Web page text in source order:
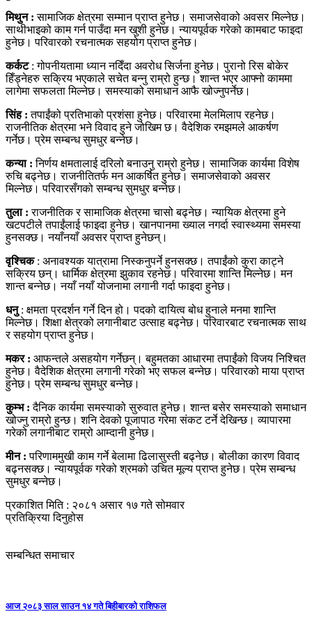
मिथुन : सामाजिक क्षेत्रमा सम्मान प्राप्त हुनेछ। समाजसेवाको अवसर मिल्नेछ।
साथीभाइको काम गर्न पाउँदा मन खुशी हुनेछ। न्यायपूर्वक गरेको कामबाट फाइदा
हुनेछ। परिवारको रचनात्मक सहयोग प्राप्त हुनेछ।
कर्कट: गोपनीयतामा ध्यान नदिँदा अवरोध सिर्जना हुनेछ। पुरानो रिस बोकेर
हिँड्नेहरु सक्रिय भएकाले सचेत बन्नु राम्रो हुन्छ। शान्त भएर आफ्नो काममा
लागेमा सफलता मिल्नेछ। समस्याको समाधान आफै खोज्नुपर्नेछ।
सिंह : तपाईंको प्रतिभाको प्रशंसा हुनेछ। परिवारमा मेलमिलाप रहनेछ।
राजनीतिक क्षेत्रमा भने विवाद हुने जोखिम छ। वैदेशिक रमझमले आकर्षण
गर्नेछ। प्रेम सम्बन्ध सुमधुर बन्नेछ।
कन्या : निर्णय क्षमतालाई दरिलो बनाउनु राम्रो हुनेछ। सामाजिक कार्यमा विशेष
रुचि बढ्नेछ। राजनीतितर्फ मन आकर्षित हुनेछ। समाजसेवाको अवसर
मिल्नेछ। परिवारसँगको सम्बन्ध सुमधुर बन्नेछ।
तुला : राजनीतिक र सामाजिक क्षेत्रमा चासो बढ्नेछ। न्यायिक क्षेत्रमा हुने
खटपटीले तपाईंलाई फाइदा हुनेछ। खानपानमा ख्याल नगर्दा स्वास्थ्यमा समस्या
हुनसक्छ। नयाँनयाँ अवसर प्राप्त हुनेछन्।
वृश्चिक: अनावश्यक यात्रामा निस्कनुपर्ने हुनसक्छ। तपाईंको कुरा काट्ने
सक्रिय छन्। धार्मिक क्षेत्रमा झुकाव रहनेछ। परिवारमा शान्ति मिल्नेछ। मन
शान्त बन्नेछ। नयाँ नयाँ योजनामा लगानी गर्दा फाइदा हुनेछ।
धनु: क्षमता प्रदर्शन गर्ने दिन हो। पदको दायित्व बोध हुनाले मनमा शान्ति
मिल्नेछ। शिक्षा क्षेत्रको लगानीबाट उत्साह बढ्नेछ। परिवारबाट रचनात्मक साथ
र सहयोग प्राप्त हुनेछ।
मकर : आफन्तले असहयोग गर्नेछन्। बहुमतका आधारमा तपाईंको विजय निश्चित
हुनेछ। वैदेशिक क्षेत्रमा लगानी गरेको भए सफल बन्नेछ। परिवारको माया प्राप्त
हुनेछ। प्रेम सम्बन्ध सुमधुर बन्नेछ।
कुम्भ : दैनिक कार्यमा समस्याको सुरुवात हुनेछ। शान्त बसेर समस्याको समाधान
खोज्नु राम्रो हुन्छ। शनि देवको पूजापाठ गरेमा संकट टर्ने देखिन्छ। व्यापारमा
गरेको लगानीबाट राम्रो आम्दानी हुनेछ।
मीन : परिणाममुखी काम गर्ने बेलामा ढिलासुस्ती बढ्नेछ। बोलीका कारण विवाद
बढ्नसक्छ। न्यायपूर्वक गरेको श्रमको उचित मूल्य प्राप्त हुनेछ। प्रेम सम्बन्ध
सुमधुर बन्नेछ।
प्रकाशित मिति : २०८१ असार १७ गते सोमवार
प्रतिक्रिया दिनुहोस
सम्बन्धित समाचार
आज २०८३ साल साउन १४ गते बिहीबारको राशिफल